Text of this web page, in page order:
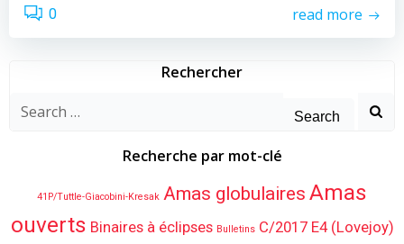
0 read more
Rechercher
Search
Recherche par mot-clé
41P/Tuttle-Giacobini-Kresak Amas globulaires Amas
ouverts Binaires à éclipses Bulletins C/2017 E4 (Lovejoy)